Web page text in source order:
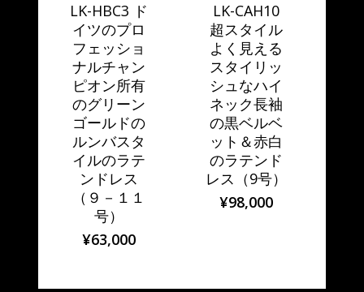
LK-HBC3 ド
イツのプロ
フェッショ
ナルチャン
ピオン所有
のグリーン
ゴールドの
ルンバスタ
イルのラテ
ンドレス
（９－１１
号）
¥63,000
LK-CAH10
超スタイル
よく見える
スタイリッ
シュなハイ
ネック長袖
の黒ベルベ
ット＆赤白
のラテンド
レス（9号）
¥98,000